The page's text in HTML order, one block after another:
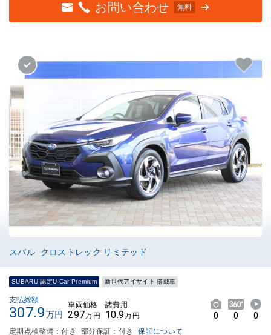
お問い合わせ 無料
スバル クロストレック リミテッド
SUBARU 認定U-Car Premium 新世代アイサイト 搭載車
支払総額
307.9万円
車両価格
297万円
諸費用
10.9万円 0 0 0
定期点検整備：付き 部分保証：付き 保証について